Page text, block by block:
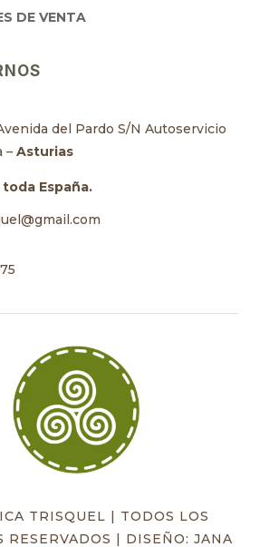
DE VENTA
del Pardo S/N Autoservicio
– Asturias
España.
TRISQUEL | TODOS LOS
RESERVADOS | DISEÑO: JANA